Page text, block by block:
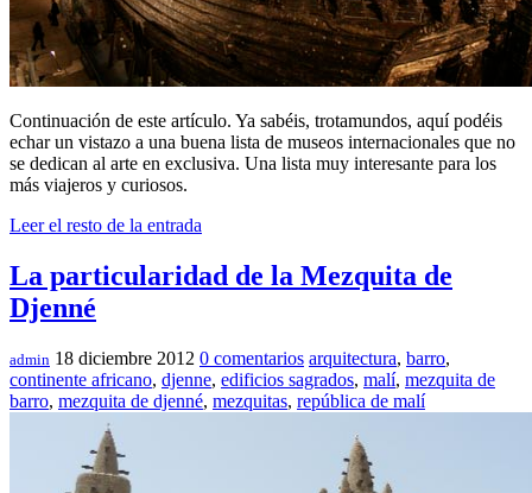
Continuación de este artículo. Ya sabéis, trotamundos, aquí podéis
echar un vistazo a una buena lista de museos internacionales que no
se dedican al arte en exclusiva. Una lista muy interesante para los
más viajeros y curiosos.
Leer el resto de la entrada
La particularidad de la Mezquita de
Djenné
admin 18 diciembre 2012 0 comentarios arquitectura, barro,
continente africano, djenne, edificios sagrados, malí, mezquita de
barro, mezquita de djenné, mezquitas, república de malí